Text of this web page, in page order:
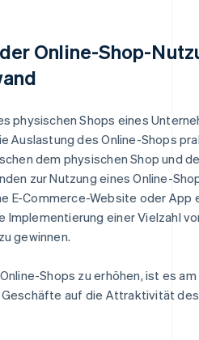
Online-Shop-
physischen Shops eines
Auslastung des Online-Shops
dem physischen Shop und
zur Nutzung eines Online-
E-Commerce-Website oder App
einer Vielzahl
gewinnen.
Shops zu erhöhen, ist es
Geschäfte auf die Attraktivität